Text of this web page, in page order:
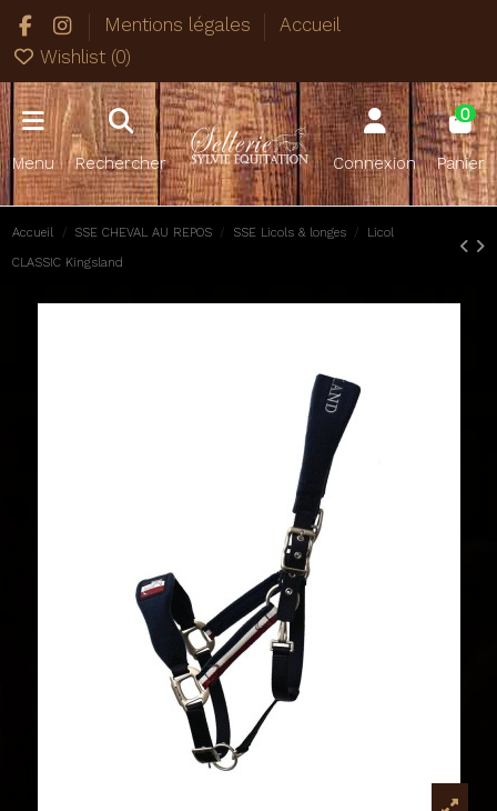
Mentions légales
Accueil
Wishlist (0)
Menu Rechercher Connexion
0
Panier
Accueil SSE CHEVAL AU REPOS SSE Licols & longes Licol
CLASSIC Kingsland